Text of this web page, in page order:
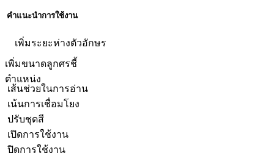
คำแนะนำการใช้งาน
เพิ่มระยะห่างตัวอักษร
เพิ่มขนาดลูกศรชี้
ตำแหน่ง
เส้นช่วยในการอ่าน
เน้นการเชื่อมโยง
ปรับชุดสี
เปิดการใช้งาน
ปิดการใช้งาน